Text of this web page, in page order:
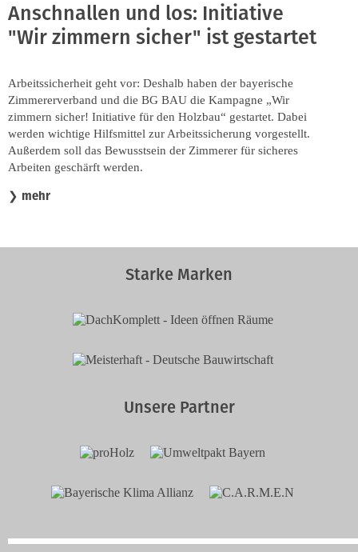
Anschnallen und los: Initiative
"Wir zimmern sicher" ist gestartet
Arbeitssicherheit geht vor: Deshalb haben der bayerische
Zimmererverband und die BG BAU die Kampagne „Wir
zimmern sicher! Initiative für den Holzbau“ gestartet. Dabei
werden wichtige Hilfsmittel zur Arbeitssicherung vorgestellt.
Außerdem soll das Bewusstsein der Zimmerer für sicheres
Arbeiten geschärft werden.
❯ mehr
Starke Marken
Unsere Partner